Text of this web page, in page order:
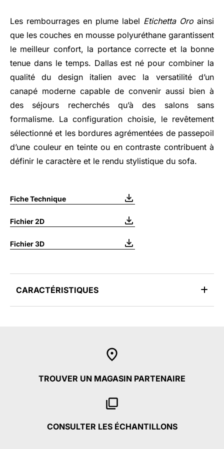
Les rembourrages en plume label Etichetta Oro ainsi
que les couches en mousse polyuréthane garantissent
le meilleur confort, la portance correcte et la bonne
tenue dans le temps. Dallas est né pour combiner la
qualité du design italien avec la versatilité d’un
canapé moderne capable de convenir aussi bien à
des séjours recherchés qu’à des salons sans
formalisme. La configuration choisie, le revêtement
sélectionné et les bordures agrémentées de passepoil
d’une couleur en teinte ou en contraste contribuent à
définir le caractère et le rendu stylistique du sofa.
Fiche Technique
Fichier 2D
Fichier 3D
CARACTÉRISTIQUES
TROUVER UN MAGASIN PARTENAIRE
CONSULTER LES ÉCHANTILLONS